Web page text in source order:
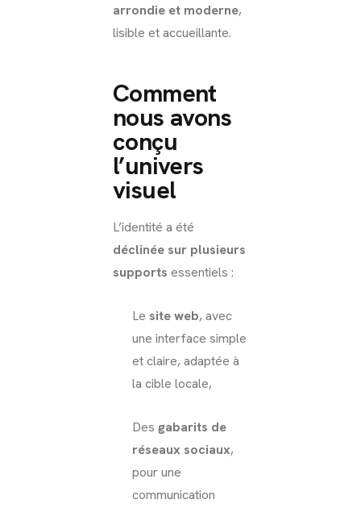
arrondie et moderne,
lisible et accueillante.
Comment
nous avons
conçu
l’univers
visuel
L’identité a été
déclinée sur plusieurs
supports essentiels :
Le site web, avec
une interface simple
et claire, adaptée à
la cible locale,
Des gabarits de
réseaux sociaux,
pour une
communication